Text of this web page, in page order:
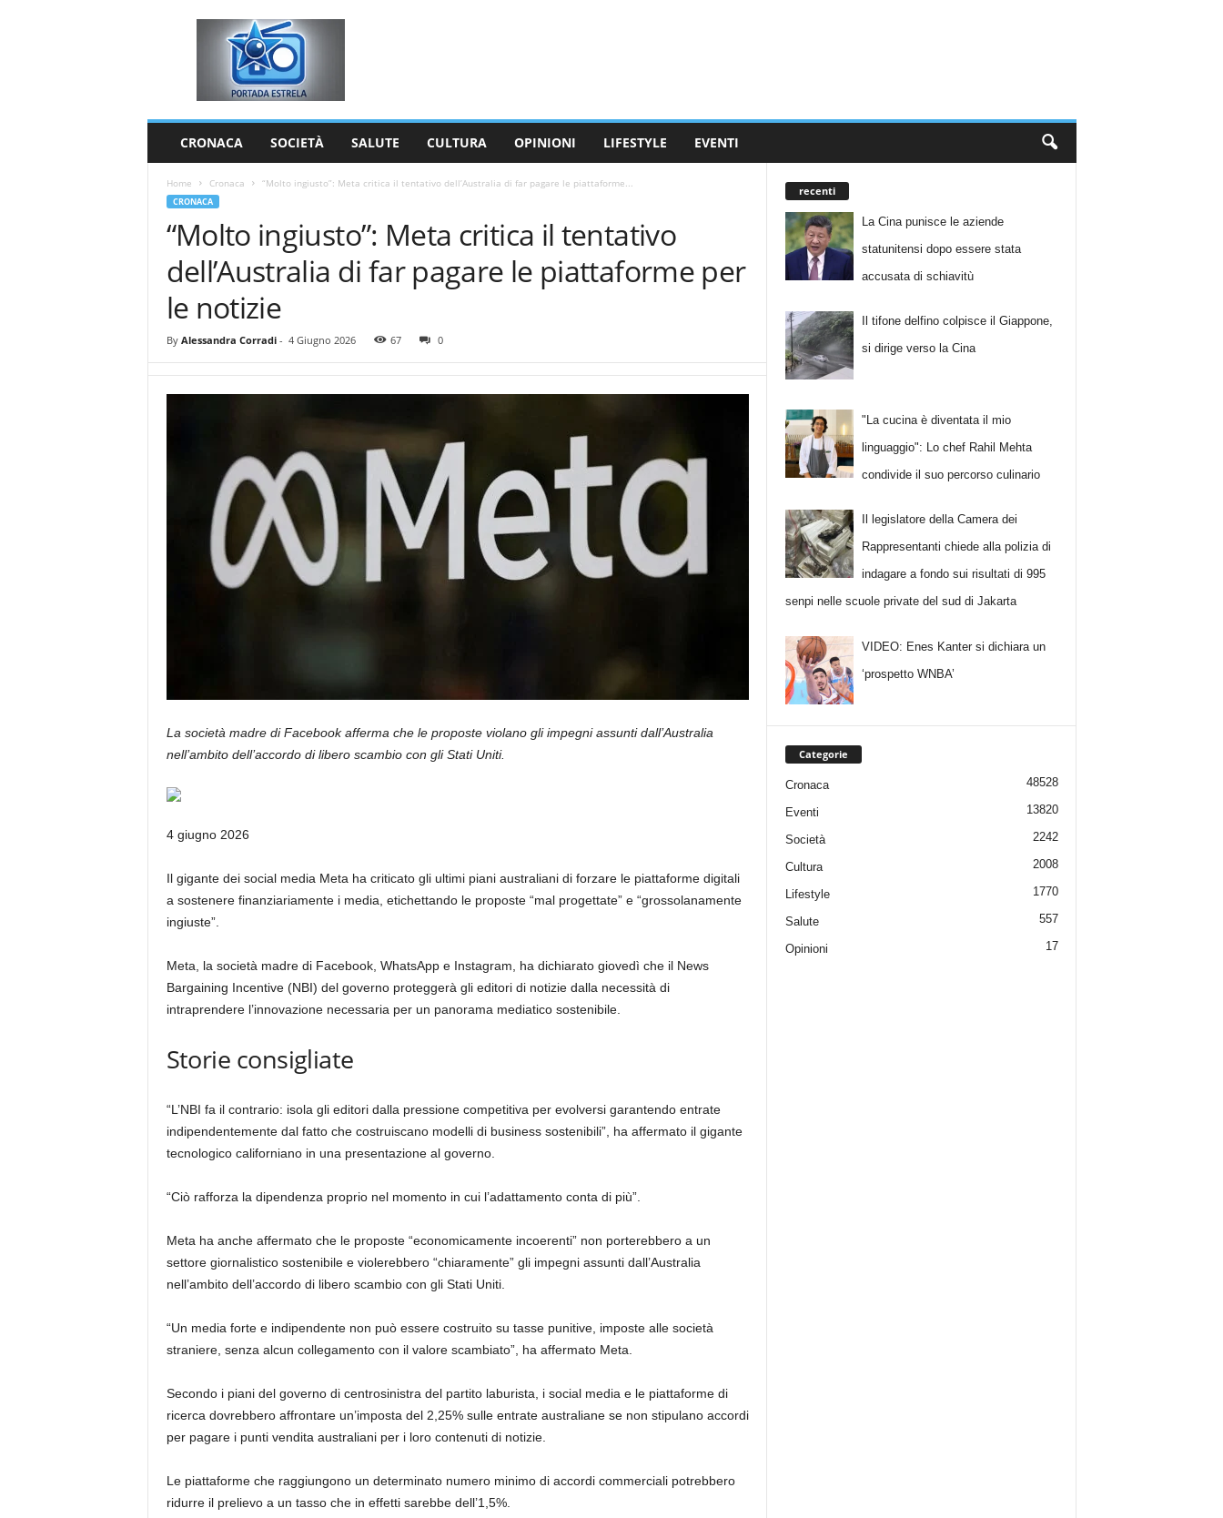
CRONACA SOCIETÀ SALUTE CULTURA OPINIONI LIFESTYLE EVENTI
Home Cronaca “Molto ingiusto”: Meta critica il tentativo dell’Australia di far pagare le piattaforme...
CRONACA
“Molto ingiusto”: Meta critica il tentativo
dell’Australia di far pagare le piattaforme per
le notizie
By Alessandra Corradi- 4 Giugno 2026 67 0
La società madre di Facebook afferma che le proposte violano gli impegni assunti dall’Australia
nell’ambito dell’accordo di libero scambio con gli Stati Uniti.
Pubblicato
4
giugno
2026
4 giugno 2026
Il gigante dei social media Meta ha criticato gli ultimi piani australiani di forzare le piattaforme digitali
a sostenere finanziariamente i media, etichettando le proposte “mal progettate” e “grossolanamente
ingiuste”.
Meta, la società madre di Facebook, WhatsApp e Instagram, ha dichiarato giovedì che il News
Bargaining Incentive (NBI) del governo proteggerà gli editori di notizie dalla necessità di
intraprendere l’innovazione necessaria per un panorama mediatico sostenibile.
Storie consigliate
elenco
di
4
fine
dell’elenco
“L’NBI fa il contrario: isola gli editori dalla pressione competitiva per evolversi garantendo entrate
indipendentemente dal fatto che costruiscano modelli di business sostenibili”, ha affermato il gigante
tecnologico californiano in una presentazione al governo.
“Ciò rafforza la dipendenza proprio nel momento in cui l’adattamento conta di più”.
Meta ha anche affermato che le proposte “economicamente incoerenti” non porterebbero a un
settore giornalistico sostenibile e violerebbero “chiaramente” gli impegni assunti dall’Australia
nell’ambito dell’accordo di libero scambio con gli Stati Uniti.
“Un media forte e indipendente non può essere costruito su tasse punitive, imposte alle società
straniere, senza alcun collegamento con il valore scambiato”, ha affermato Meta.
Secondo i piani del governo di centrosinistra del partito laburista, i social media e le piattaforme di
ricerca dovrebbero affrontare un’imposta del 2,25% sulle entrate australiane se non stipulano accordi
per pagare i punti vendita australiani per i loro contenuti di notizie.
Le piattaforme che raggiungono un determinato numero minimo di accordi commerciali potrebbero
ridurre il prelievo a un tasso che in effetti sarebbe dell’1,5%.
recenti
La Cina punisce le aziende
statunitensi dopo essere stata
accusata di schiavitù
Il tifone delfino colpisce il Giappone,
si dirige verso la Cina
"La cucina è diventata il mio
linguaggio": Lo chef Rahil Mehta
condivide il suo percorso culinario
Il legislatore della Camera dei
Rappresentanti chiede alla polizia di
indagare a fondo sui risultati di 995
senpi nelle scuole private del sud di Jakarta
VIDEO: Enes Kanter si dichiara un
‘prospetto WNBA’
Categorie
Cronaca 48528
Eventi 13820
Società 2242
Cultura 2008
Lifestyle 1770
Salute 557
Opinioni 17